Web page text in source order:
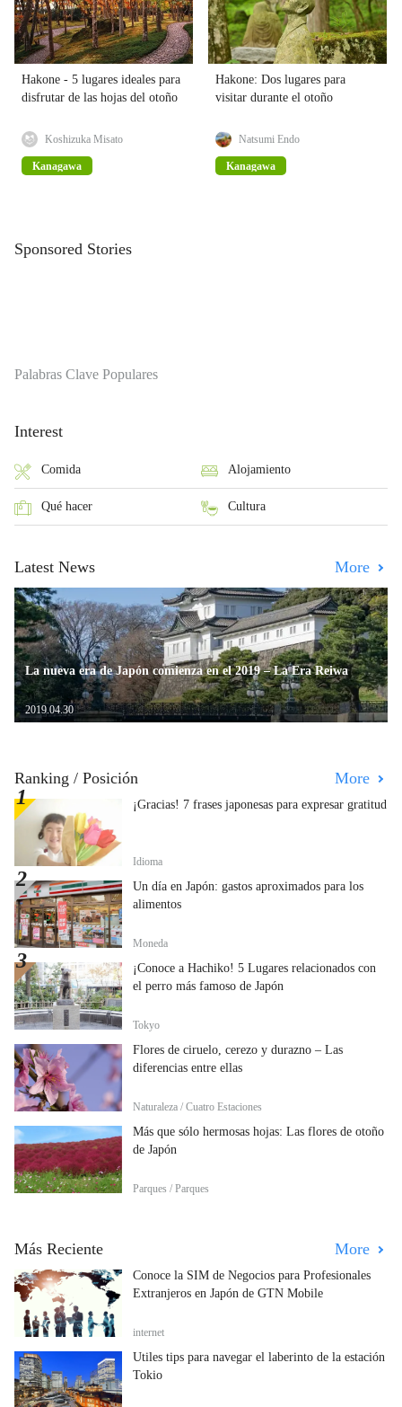
Hakone - 5 lugares ideales para
disfrutar de las hojas del otoño
Koshizuka Misato
Kanagawa
Hakone: Dos lugares para
visitar durante el otoño
Natsumi Endo
Kanagawa
Sponsored Stories
Palabras Clave Populares
Interest
Comida Alojamiento
Qué hacer Cultura
Latest News More
La nueva era de Japón comienza en el 2019 – La Era Reiwa
2019.04.30
Ranking / Posición More
¡Gracias! 7 frases japonesas para expresar gratitud
Idioma
Un día en Japón: gastos aproximados para los
alimentos
Moneda
¡Conoce a Hachiko! 5 Lugares relacionados con
el perro más famoso de Japón
Tokyo
Flores de ciruelo, cerezo y durazno – Las
diferencias entre ellas
Naturaleza / Cuatro Estaciones
Más que sólo hermosas hojas: Las flores de otoño
de Japón
Parques / Parques
Más Reciente More
Conoce la SIM de Negocios para Profesionales
Extranjeros en Japón de GTN Mobile
internet
Útiles tips para navegar el laberinto de la estación
Tokio